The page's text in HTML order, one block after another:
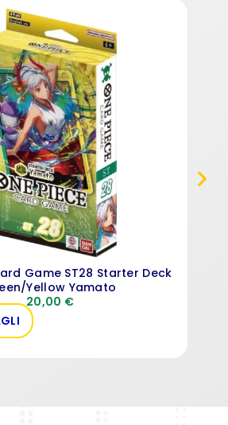
Game ST28 Starter Deck
Yellow Yamato
20,00 €